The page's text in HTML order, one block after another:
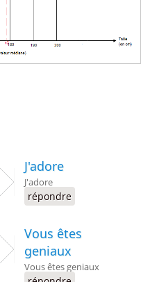
J'adore
J'adore
répondre
Vous êtes
geniaux
Vous êtes geniaux